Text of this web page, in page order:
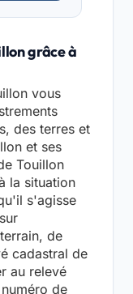
grâce à
vous
des terres et
et ses
Touillon
la situation
s'agisse
de
cadastral de
au relevé
de